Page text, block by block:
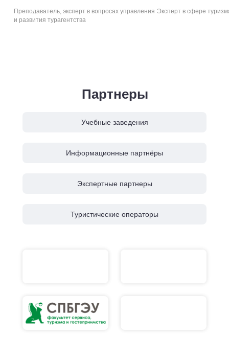
Преподаватель, эксперт в вопросах управления
и развития турагентства
Эксперт в сфере туризма
Партнеры
Учебные заведения
Информационные партнёры
Экспертные партнеры
Туристические операторы